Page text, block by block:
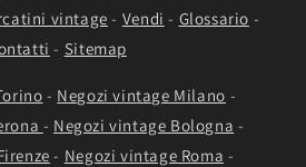
vintage - Vendi - Glossario -
- Sitemap
- Negozi vintage Milano -
- Negozi vintage Bologna -
- Negozi vintage Roma -